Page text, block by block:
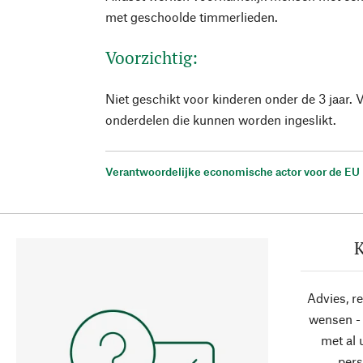
met geschoolde timmerlieden.
Voorzichtig:
Niet geschikt voor kinderen onder de 3 jaar.
onderdelen die kunnen worden ingeslikt.
Verantwoordelijke economische actor voor de EU
Advies,
wensen
met al